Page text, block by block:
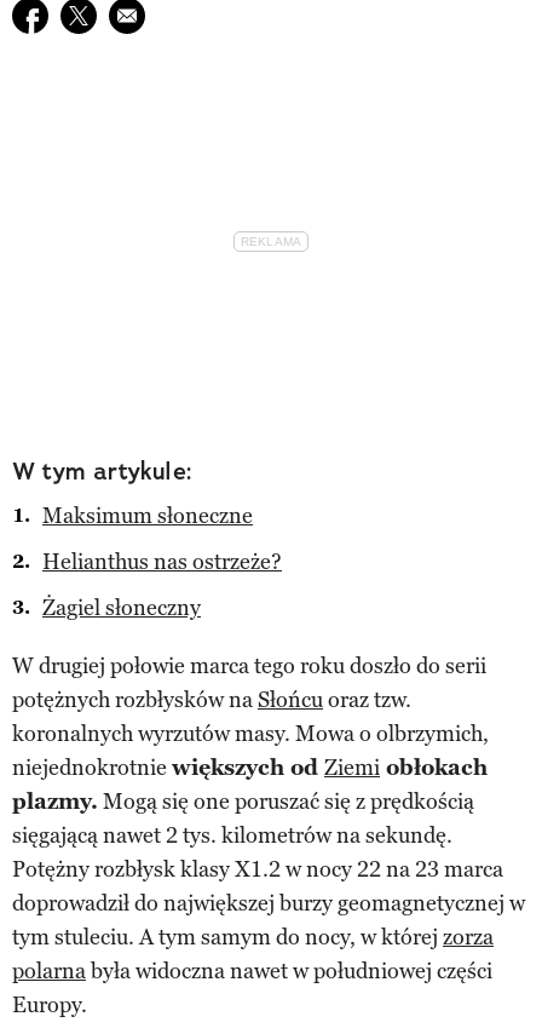
Udostępnij na facebook
Udostępnij na twitter
E-mail do przyjaciela
W tym artykule:
Maksimum słoneczne
Helianthus nas ostrzeże?
Żagiel słoneczny
W drugiej połowie marca tego roku doszło do serii
potężnych rozbłysków naSłońcuoraz tzw.
koronalnych wyrzutów masy. Mowa o olbrzymich,
niejednokrotnie większych od Ziemi obłokach
plazmy. Mogą się one poruszać się z prędkością
sięgającą nawet 2 tys. kilometrów na sekundę.
Potężny rozbłysk klasy X1.2 w nocy 22 na 23 marca
doprowadził do największej burzy geomagnetycznej w
tym stuleciu. A tym samym do nocy, w której zorza
polarnabyła widoczna nawet w południowej części
Europy.